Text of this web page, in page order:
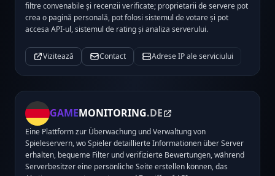
filtre convenabile și recenzii verificate; proprietarii de servere pot
crea o pagină personală, pot folosi sistemul de votare și pot
accesa API-ul, sistemul de rating și analiza serverului.
Vizitează Contact Adrese IP ale serviciului
GAMEMONITORING.DE
Eine Plattform zur Überwachung und Verwaltung von
Spieleservern, wo Spieler detaillierte Informationen über Server
erhalten, bequeme Filter und verifizierte Bewertungen, während
Serverbesitzer eine persönliche Seite erstellen können, das